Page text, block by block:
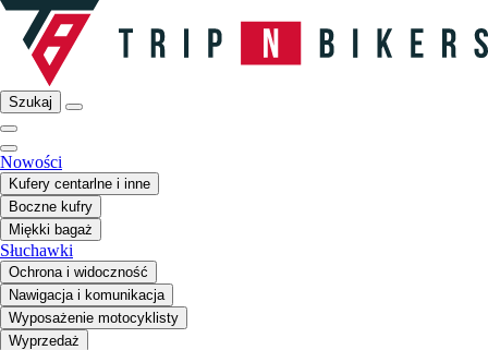
Szukaj
Nowości
Kufery centarlne i inne
Boczne kufry
Miękki bagaż
Słuchawki
Ochrona i widoczność
Nawigacja i komunikacja
Wyposażenie motocyklisty
Wyprzedaż